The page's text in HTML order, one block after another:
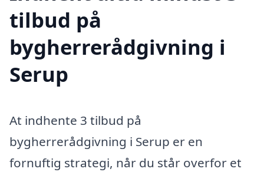
tilbud på
bygherrerådgivning i
Serup
At indhente 3 tilbud på
bygherrerådgivning i Serup er en
fornuftig strategi, når du står overfor et